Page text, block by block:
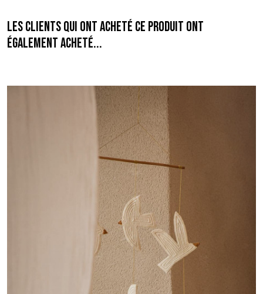
Les clients qui ont acheté ce produit ont
également acheté...